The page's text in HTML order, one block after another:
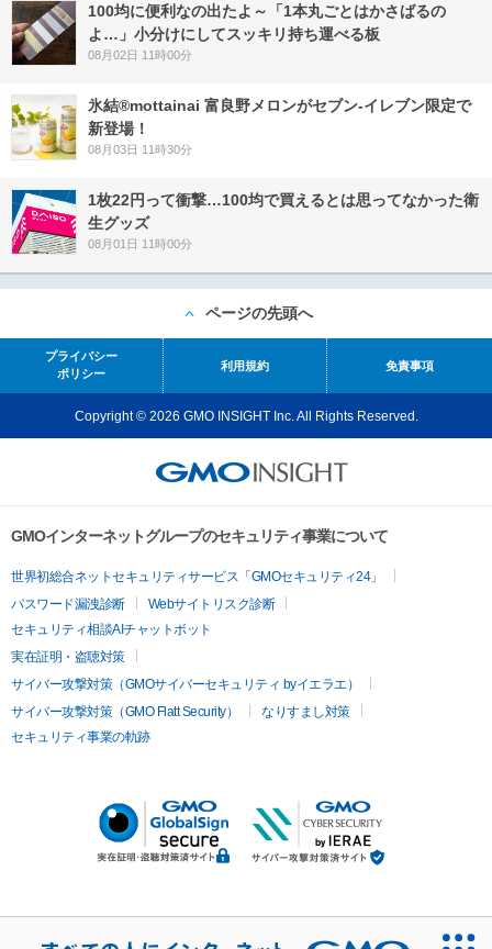
100均に便利なの出たよ～「1本丸ごとはかさばるの
よ…」小分けにしてスッキリ持ち運べる板
08月02日 11時00分
氷結®mottainai 富良野メロンがセブン‐イレブン限定で
新登場！
08月03日 11時30分
1枚22円って衝撃…100均で買えるとは思ってなかった衛
生グッズ
08月01日 11時00分
ページの先頭へ
プライバシー
ポリシー
利用規約 免責事項
Copyright © 2026 GMO INSIGHT Inc. All Rights Reserved.
GMOインターネットグループのセキュリティ事業について
世界初総合ネットセキュリティサービス「GMOセキュリティ24」
パスワード漏洩診断
Webサイトリスク診断
セキュリティ相談AIチャットボット
実在証明・盗聴対策
サイバー攻撃対策（GMOサイバーセキュリティ byイエラエ）
サイバー攻撃対策（GMO Flatt Security）
なりすまし対策
セキュリティ事業の軌跡